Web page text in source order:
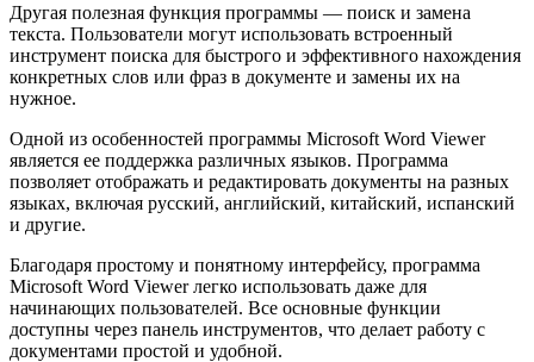
Другая полезная функция программы — поиск и замена
текста. Пользователи могут использовать встроенный
инструмент поиска для быстрого и эффективного нахождения
конкретных слов или фраз в документе и замены их на
нужное.
Одной из особенностей программы Microsoft Word Viewer
является ее поддержка различных языков. Программа
позволяет отображать и редактировать документы на разных
языках, включая русский, английский, китайский, испанский
и другие.
Благодаря простому и понятному интерфейсу, программа
Microsoft Word Viewer легко использовать даже для
начинающих пользователей. Все основные функции
доступны через панель инструментов, что делает работу с
документами простой и удобной.